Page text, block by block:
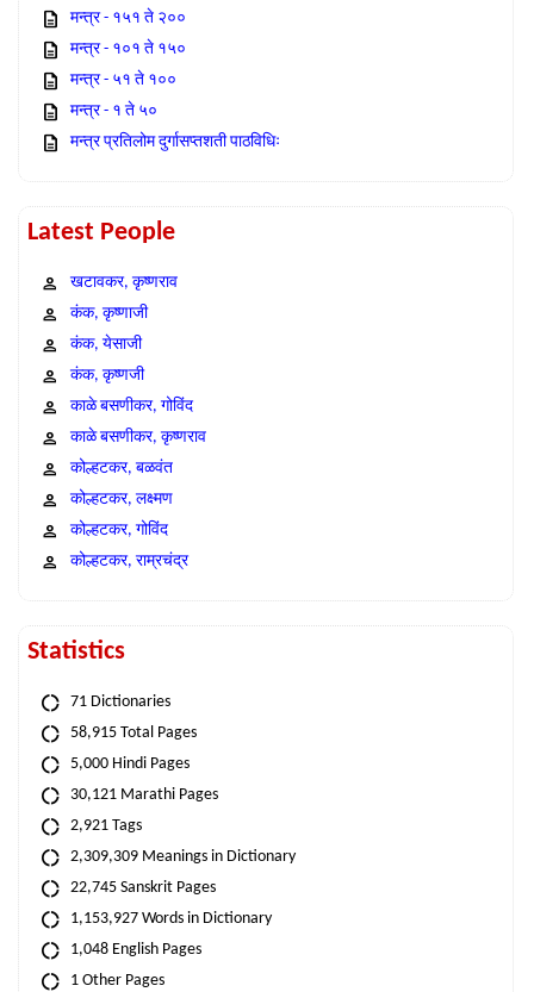
मन्त्र - १५१ ते २००
मन्त्र - १०१ ते १५०
मन्त्र - ५१ ते १००
मन्त्र - १ ते ५०
मन्त्र प्रतिलोम दुर्गासप्तशती पाठविधिः
Latest People
खटावकर, कृष्णराव
कंक, कृष्णाजी
कंक, येसाजी
कंक, कृष्णजी
काळे बसणीकर, गोविंद
काळे बसणीकर, कृष्णराव
कोल्हटकर, बळवंत
कोल्हटकर, लक्ष्मण
कोल्हटकर, गोविंद
कोल्हटकर, राम्रचंद्र
Statistics
71 Dictionaries
58,915 Total Pages
5,000 Hindi Pages
30,121 Marathi Pages
2,921 Tags
2,309,309 Meanings in Dictionary
22,745 Sanskrit Pages
1,153,927 Words in Dictionary
1,048 English Pages
1 Other Pages